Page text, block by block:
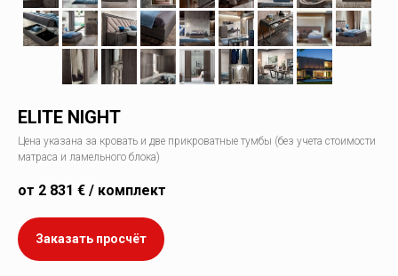
ELITE NIGHT
Цена указана за кровать и две прикроватные тумбы (без учета стоимости
матраса и ламельного блока)
от 2 831 € / комплект
Заказать просчёт